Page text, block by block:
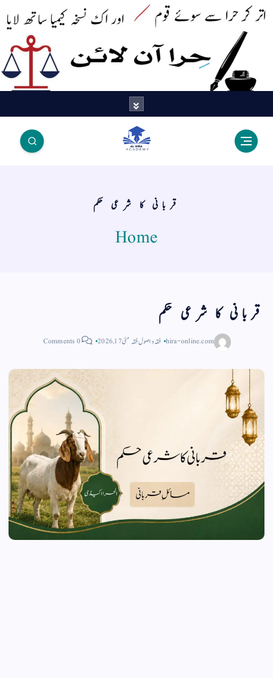
اک نسخہ کیمیا ساتھ لایا
قربانی کا شرعی حکم
Home
قربانی کا شرعی حکم
hira-online.com فقہ و اصول فقہمئی 17, 2026 0 Comments